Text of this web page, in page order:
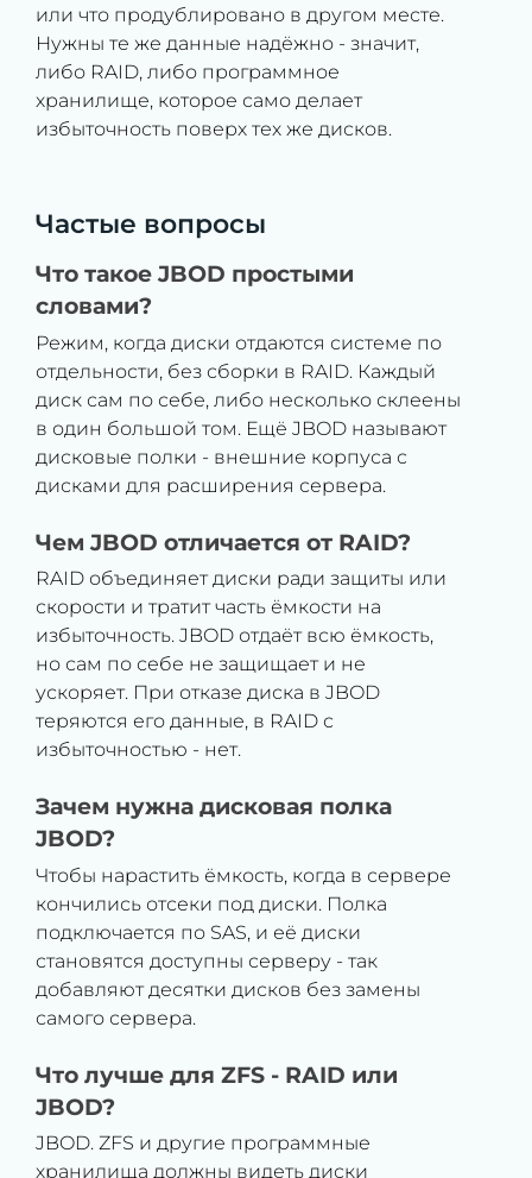
или что продублировано в другом месте.
Нужны те же данные надёжно - значит,
либо RAID, либо программное
хранилище, которое само делает
избыточность поверх тех же дисков.
Частые вопросы
Что такое JBOD простыми
словами?
Режим, когда диски отдаются системе по
отдельности, без сборки в RAID. Каждый
диск сам по себе, либо несколько склеены
в один большой том. Ещё JBOD называют
дисковые полки - внешние корпуса с
дисками для расширения сервера.
Чем JBOD отличается от RAID?
RAID объединяет диски ради защиты или
скорости и тратит часть ёмкости на
избыточность. JBOD отдаёт всю ёмкость,
но сам по себе не защищает и не
ускоряет. При отказе диска в JBOD
теряются его данные, в RAID с
избыточностью - нет.
Зачем нужна дисковая полка
JBOD?
Чтобы нарастить ёмкость, когда в сервере
кончились отсеки под диски. Полка
подключается по SAS, и её диски
становятся доступны серверу - так
добавляют десятки дисков без замены
самого сервера.
Что лучше для ZFS - RAID или
JBOD?
JBOD. ZFS и другие программные
хранилища должны видеть диски